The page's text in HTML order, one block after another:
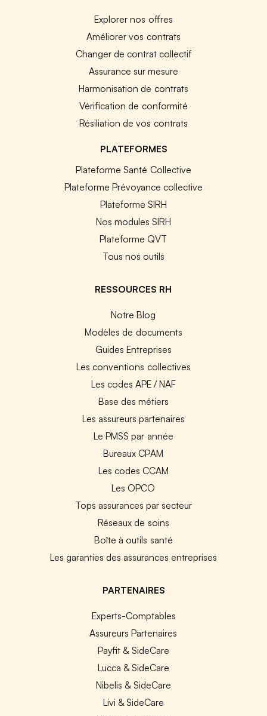
Explorer nos offres
Améliorer vos contrats
Changer de contrat collectif
Assurance sur mesure
Harmonisation de contrats
Vérification de conformité
Résiliation de vos contrats
PLATEFORMES
Plateforme Santé Collective
Plateforme Prévoyance collective
Plateforme SIRH
Nos modules SIRH
Plateforme QVT
Tous nos outils
RESSOURCES RH
Notre Blog
Modèles de documents
Guides Entreprises
Les conventions collectives
Les codes APE / NAF
Base des métiers
Les assureurs partenaires
Le PMSS par année
Bureaux CPAM
Les codes CCAM
Les OPCO
Tops assurances par secteur
Réseaux de soins
Boîte à outils santé
Les garanties des assurances entreprises
PARTENAIRES
Experts-Comptables
Assureurs Partenaires
Payfit & SideCare
Lucca & SideCare
Nibelis & SideCare
Livi & SideCare